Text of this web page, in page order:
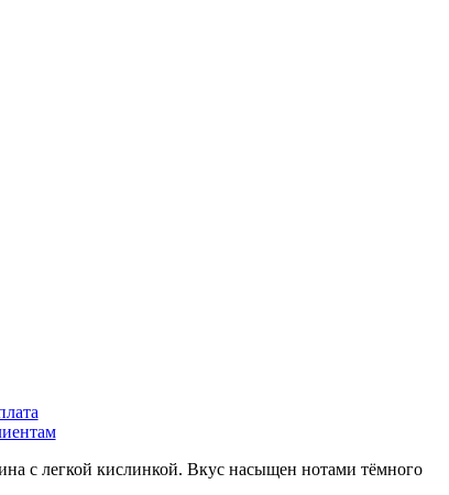
с легкой кислинкой. Вкус насыщен нотами тёмного